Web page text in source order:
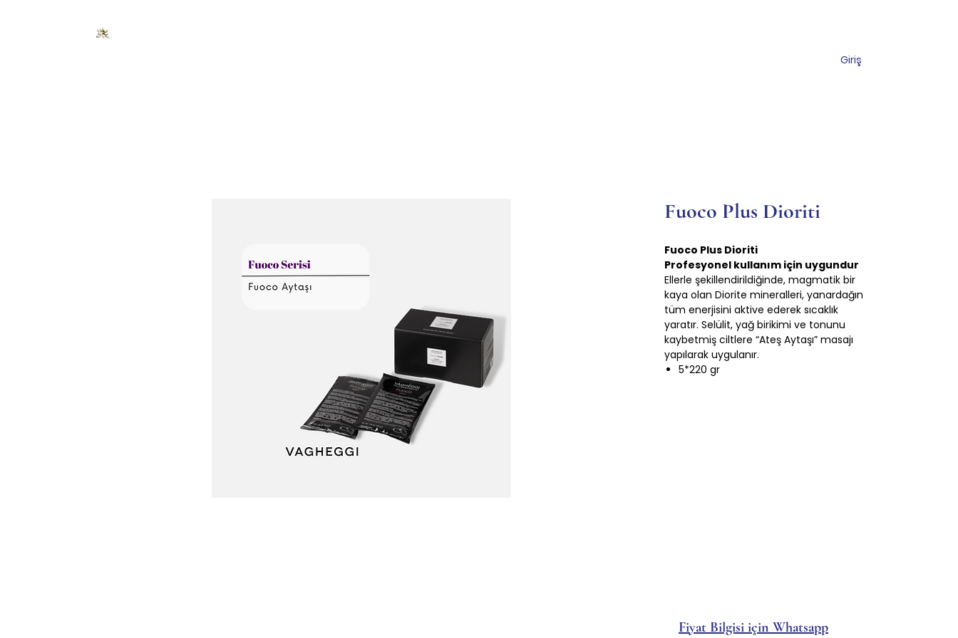
Giriş
Fuoco Plus Dioriti
Fuoco Plus Dioriti
Profesyonel kullanım için uygundur
Ellerle şekillendirildiğinde, magmatik bir
kaya olan Diorite mineralleri, yanardağın
tüm enerjisini aktive ederek sıcaklık
yaratır. Selülit, yağ birikimi ve tonunu
kaybetmiş ciltlere “Ateş Aytaşı” masajı
yapılarak uygulanır.
5*220 gr
Fiyat Bilgisi için Whatsapp